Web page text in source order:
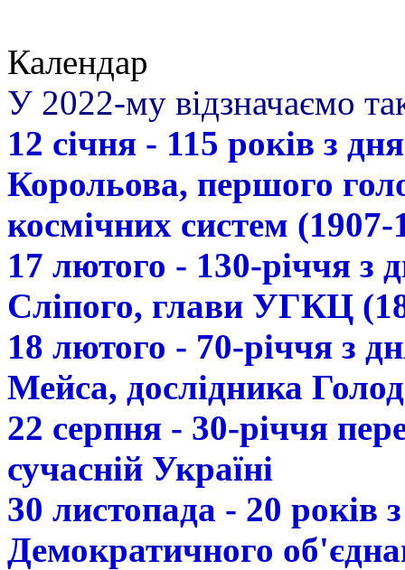
Календар
У 2022-му відзначаємо
12 січня - 115 років з
Корольова, першого
космічних систем (1907-
17 лютого - 130-річчя з
Сліпого, глави УГКЦ
18 лютого - 70-річчя з
Мейса, дослідника
22 серпня - 30-річчя
сучасній Україні
30 листопада - 20 років
Демократичного